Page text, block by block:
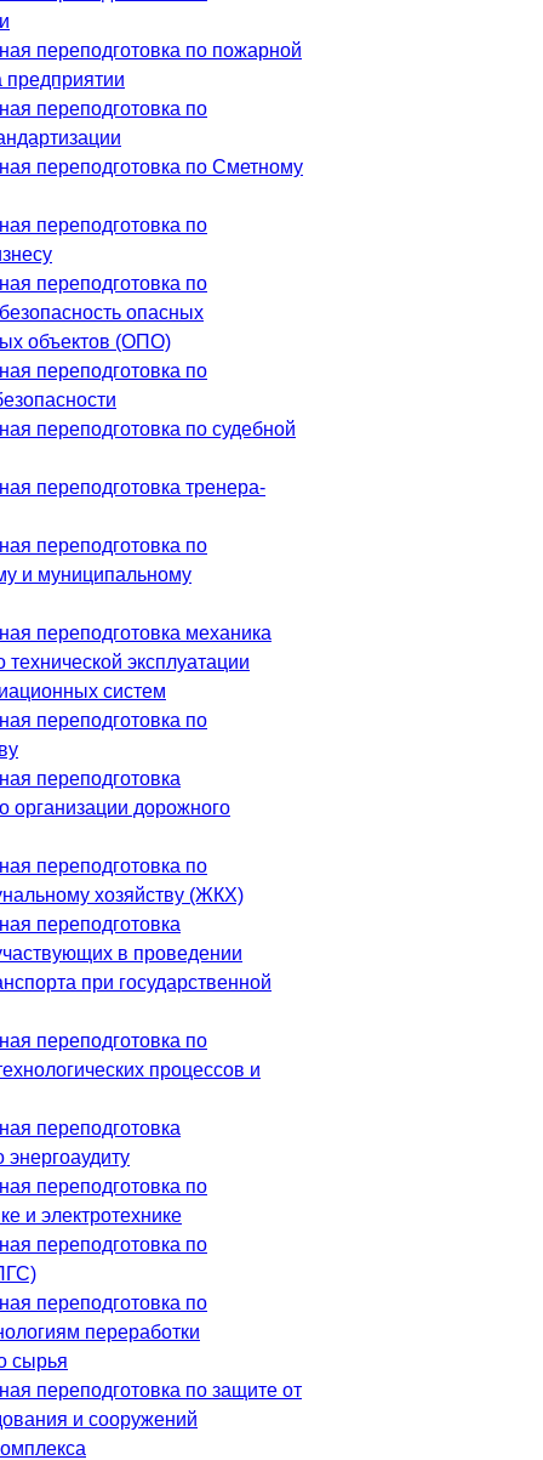
переподготовка по пожарной
предприятии
переподготовка по
переподготовка по Сметному
переподготовка по
переподготовка по
опасных
объектов (ОПО)
переподготовка по
переподготовка по судебной
переподготовка тренера-
переподготовка по
и муниципальному
переподготовка механика
эксплуатации
систем
переподготовка по
переподготовка
организации дорожного
переподготовка по
хозяйству (ЖКХ)
переподготовка
в проведении
при государственной
переподготовка по
процессов и
переподготовка
энергоаудиту
переподготовка по
и электротехнике
переподготовка по
переподготовка по
переработки
сырья
переподготовка по защите от
и сооружений